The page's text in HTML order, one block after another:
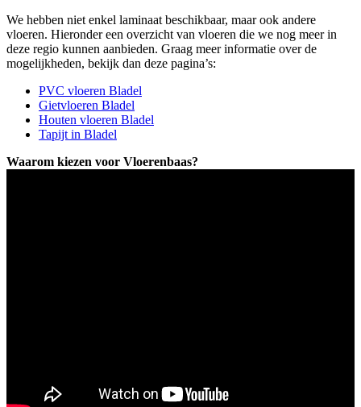
We hebben niet enkel laminaat beschikbaar, maar ook andere
vloeren. Hieronder een overzicht van vloeren die we nog meer in
deze regio kunnen aanbieden. Graag meer informatie over de
mogelijkheden, bekijk dan deze pagina’s:
PVC vloeren Bladel
Gietvloeren Bladel
Houten vloeren Bladel
Tapijt in Bladel
Waarom kiezen voor Vloerenbaas?